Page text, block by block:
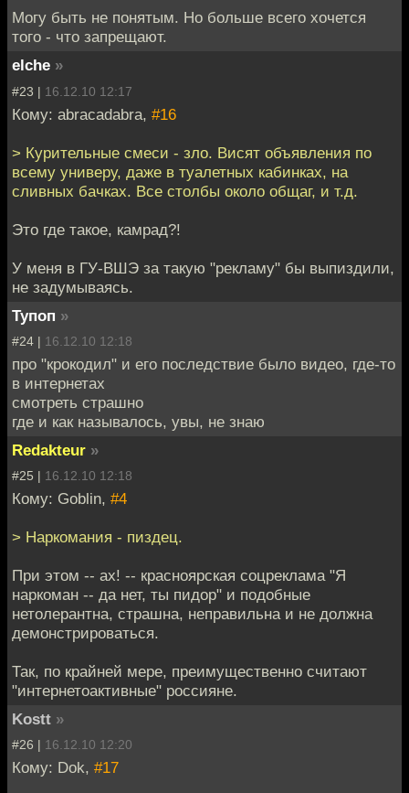
Могу быть не понятым. Но больше всего хочется
того - что запрещают.
elche »
#23 | 16.12.10 12:17
Кому: abracadabra, #16
> Курительные смеси - зло. Висят объявления по
всему универу, даже в туалетных кабинках, на
сливных бачках. Все столбы около общаг, и т.д.
Это где такое, камрад?!
У меня в ГУ-ВШЭ за такую "рекламу" бы выпиздили,
не задумываясь.
Тупоп »
#24 | 16.12.10 12:18
про "крокодил" и его последствие было видео, где-то
в интернетах
смотреть страшно
где и как называлось, увы, не знаю
Redakteur »
#25 | 16.12.10 12:18
Кому: Goblin, #4
> Наркомания - пиздец.
При этом -- ах! -- красноярская соцреклама "Я
наркоман -- да нет, ты пидор" и подобные
нетолерантна, страшна, неправильна и не должна
демонстрироваться.
Так, по крайней мере, преимущественно считают
"интернетоактивные" россияне.
Kostt »
#26 | 16.12.10 12:20
Кому: Dok, #17